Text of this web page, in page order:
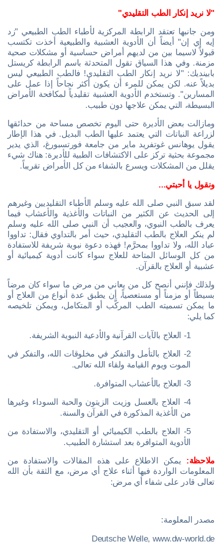
"لا نريد إنكار الطب التقليدي"
ومن جانبها تعتقد الرابطة المركزية لأطباء الطب الطبيعي "زد
إيه إي إن" أيضاً أن الأدوية العشبية والطبيعية أخذت تكتسب
قبولاً لاسيما بين من لديهم أمراض حساسية أو مشكلات صحية
مزمنة. وفي هذا السياق تقول المتحدثة باسم الرابطة كريستل
بابينديك: "لا نريد إنكار الطب التقليدي! فالطب الطبيعي ليس
بديلاً عنه. لكن يمكن للمرء أن يكون أكثر نجاحاً إذا عمل على
المسارين". وتستخدم الأدوية العشبية تقليدياً لمكافحة الأمراض
البسيطة، التي يمكن علاجها دون طبيب.
ومازالت بعض الأديرة حتى اليوم تخصص مساحة من حدائقها
لزراعة النباتات التي يعتمد عليها الطب البديل. في هذا الإطار
يقول يوهانس غوتفريد ماير من جامعة فورتسبورغ، الذي يدير
مجموعة بحثية تركز على الاكتشافات الطبية للأديرة: هناك شيء
يقلل من المشكلات ويسرع بالشفاء من كل الأمراض تقريباً.
ونقول يا أحبتي...
لقد سبق النبي صلى الله عليه وسلم الأطباء التقليديين وغيرهم
إلى الحديث عن الكثير من النباتات والأغذية والأعشاب فيما
يعرف بالطب النبوي، والعجيب أن النبي صلى الله عليه وسلم
لم ينكر العلاج بالطب التقليدي، حيث أمر بالتداوي فقال: تداووا
عباد الله، ولا تداووا بمحرَّم! فهذه دعوة نبوية شريفة للاستفادة
من كل الوسائل المتاحة للعلاج سواء كانت أدوية كيميائية أو
عشبية أو العلاج بالقرآن.
ولذلك فإنني أنصح كل من يعاني من مرض ما سواء كان مرضاً
بسيطاً أو مزمناً أو مستعصياً، أن يطبق عدة أنواع من العلاج أو
ما يمكن تسميته الطب المركَّب أو المتكامل، ويمكن تلخيصه
كما يلي:
1- العلاج بالآيات القرآنية والأدعية النبوية الشريفة.
2- العلاج بالتأمل والتفكر في مخلوقات الله، والتفكر في
الموت ويوم القيامة ولقاء الله تعالى.
3- العلاج بالأعشاب المتوافرة.
4- العلاج بالعسل وزيت الزيتون والحبة السوداء وغيرها
من الأغذية المذكورة في القرآن والسنة.
5- العلاج بالطب الكيميائي أو التقليدي، والاستفادة من
الأدوية المتوافرة بعد استشارة الطبيب.
ملاحظة: يمكن الاطلاع على هذه المقالات والاستفادة من
المعلومات الواردة فيها أثناء علاج أي مرض، مع الثقة بأن الله
تعالى قادر على شفاء أي مرض:
مصدر المعلومة:
Deutsche Welle, www.dw-world.de